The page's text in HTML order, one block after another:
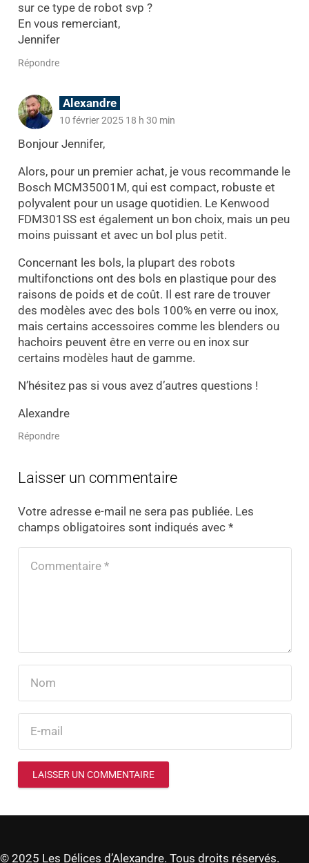
sur ce type de robot svp ?
En vous remerciant,
Jennifer
Répondre
Alexandre
10 février 2025 18 h 30 min
Bonjour Jennifer,
Alors, pour un premier achat, je vous recommande le
Bosch MCM35001M, qui est compact, robuste et
polyvalent pour un usage quotidien. Le Kenwood
FDM301SS est également un bon choix, mais un peu
moins puissant et avec un bol plus petit.
Concernant les bols, la plupart des robots
multifonctions ont des bols en plastique pour des
raisons de poids et de coût. Il est rare de trouver
des modèles avec des bols 100% en verre ou inox,
mais certains accessoires comme les blenders ou
hachoirs peuvent être en verre ou en inox sur
certains modèles haut de gamme.
N’hésitez pas si vous avez d’autres questions !
Alexandre
Répondre
Laisser un commentaire
Votre adresse e-mail ne sera pas publiée. Les
champs obligatoires sont indiqués avec *
LAISSER UN COMMENTAIRE
© 2025 Les Délices d’Alexandre. Tous droits réservés.